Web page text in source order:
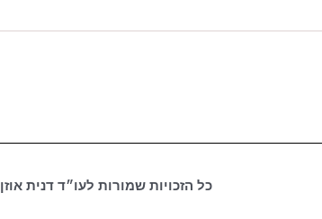
כל הזכויות שמורות לעו״ד דנית אוזן 2019 |